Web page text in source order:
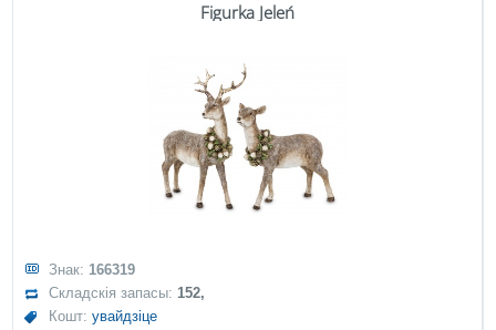
Figurka Jeleń
Знак: 166319
Складскія запасы:152,
Кошт:увайдзіце